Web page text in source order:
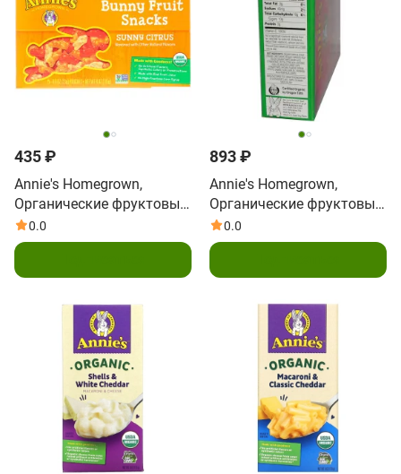
435 ₽
Annie's Homegrown,
Органические фруктовые
закуски Bunny, солнечный
цитрус, 5 пакетиков, 0.8
0.0
893 ₽
Annie's Homegrown,
Органические фруктовые
закуски Bunny , со вкусом
летней клубники, 4 унции
0.0